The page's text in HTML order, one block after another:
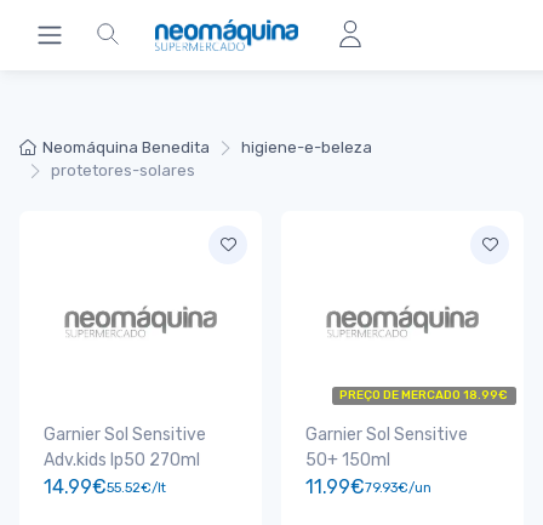
Neomáquina Benedita
higiene-e-beleza
protetores-solares
Garnier Sol Sensitive
Adv.kids Ip50 270ml
14.99€55.52€/lt
PREÇO DE MERCADO 18.99€
Garnier Sol Sensitive
50+ 150ml
11.99€79.93€/un